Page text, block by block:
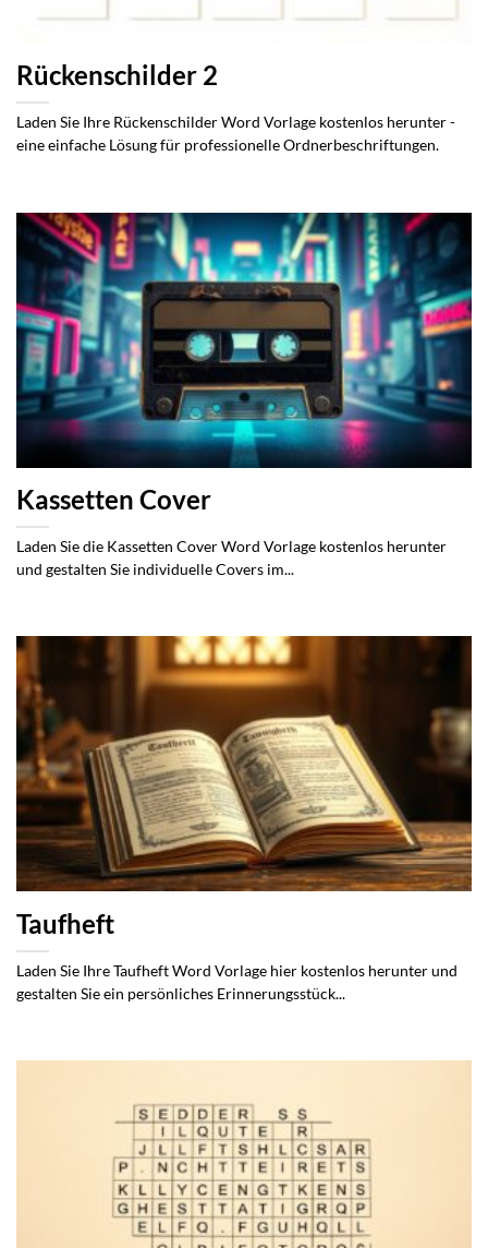
Rückenschilder 2
Laden Sie Ihre Rückenschilder Word Vorlage kostenlos herunter -
eine einfache Lösung für professionelle Ordnerbeschriftungen.
Kassetten Cover
Laden Sie die Kassetten Cover Word Vorlage kostenlos herunter
und gestalten Sie individuelle Covers im...
Taufheft
Laden Sie Ihre Taufheft Word Vorlage hier kostenlos herunter und
gestalten Sie ein persönliches Erinnerungsstück...